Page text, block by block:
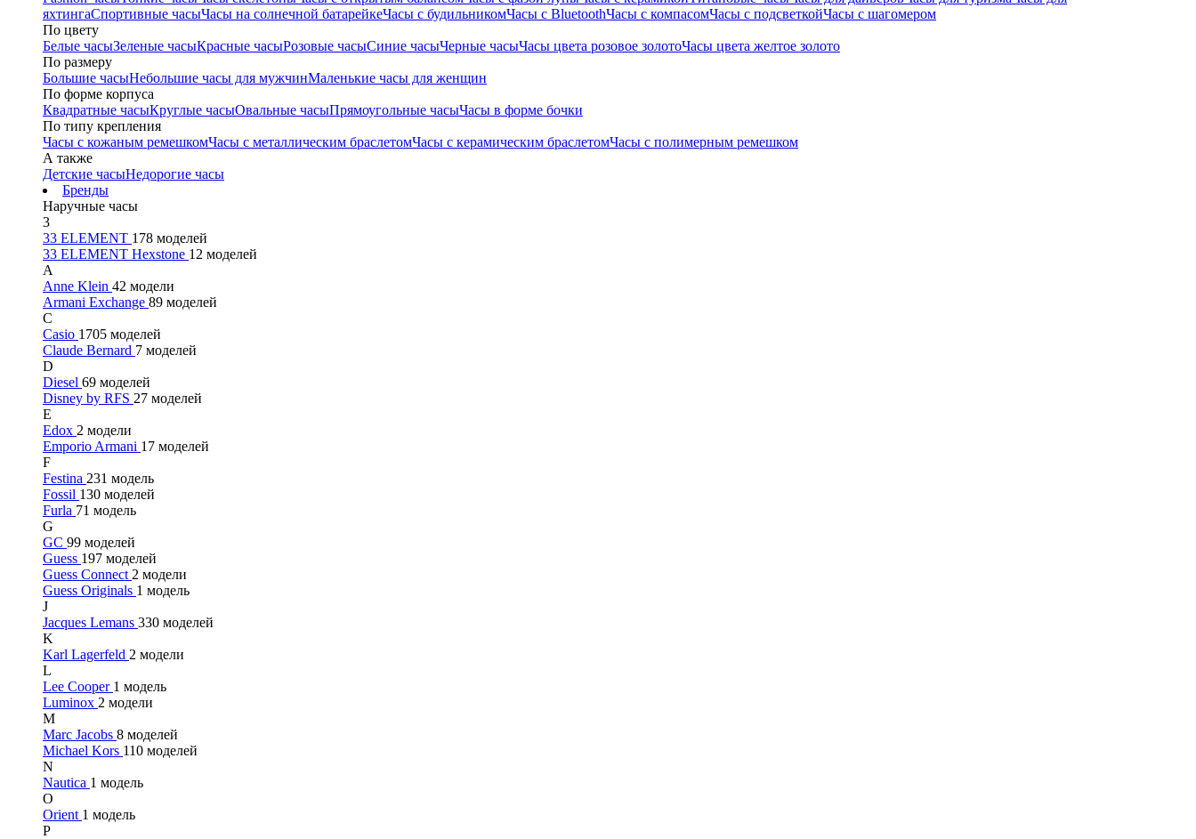
яхтингаСпортивные часыЧасы на солнечной батарейкеЧасы с будильникомЧасы с BluetoothЧасы с компасомЧасы с подсветкойЧасы с шагомером
По цвету
Белые часыЗеленые часыКрасные часыРозовые часыСиние часыЧерные часыЧасы цвета розовое золотоЧасы цвета желтое золото
По размеру
Большие часыНебольшие часы для мужчинМаленькие часы для женщин
По форме корпуса
Квадратные часыКруглые часыОвальные часыПрямоугольные часыЧасы в форме бочки
По типу крепления
Часы с кожаным ремешкомЧасы с металлическим браслетомЧасы с керамическим браслетомЧасы с полимерным ремешком
А также
Детские часыНедорогие часы
Бренды
Наручные часы
3
33 ELEMENT 178 моделей
33 ELEMENT Hexstone 12 моделей
A
Anne Klein 42 модели
Armani Exchange 89 моделей
C
Casio 1705 моделей
Claude Bernard 7 моделей
D
Diesel 69 моделей
Disney by RFS 27 моделей
E
Edox 2 модели
Emporio Armani 17 моделей
F
Festina 231 модель
Fossil 130 моделей
Furla 71 модель
G
GC 99 моделей
Guess 197 моделей
Guess Connect 2 модели
Guess Originals 1 модель
J
Jacques Lemans 330 моделей
K
Karl Lagerfeld 2 модели
L
Lee Cooper 1 модель
Luminox 2 модели
M
Marc Jacobs 8 моделей
Michael Kors 110 моделей
N
Nautica 1 модель
O
Orient 1 модель
P